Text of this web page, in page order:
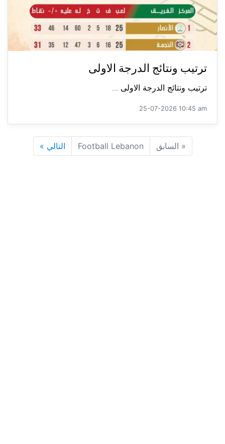
ترتيب ونتائج الدرجة الاولى
ترتيب ونتائج الدرجة الاولى ...
25-07-2026 10:45 am
« السابق Football Lebanon التالي »